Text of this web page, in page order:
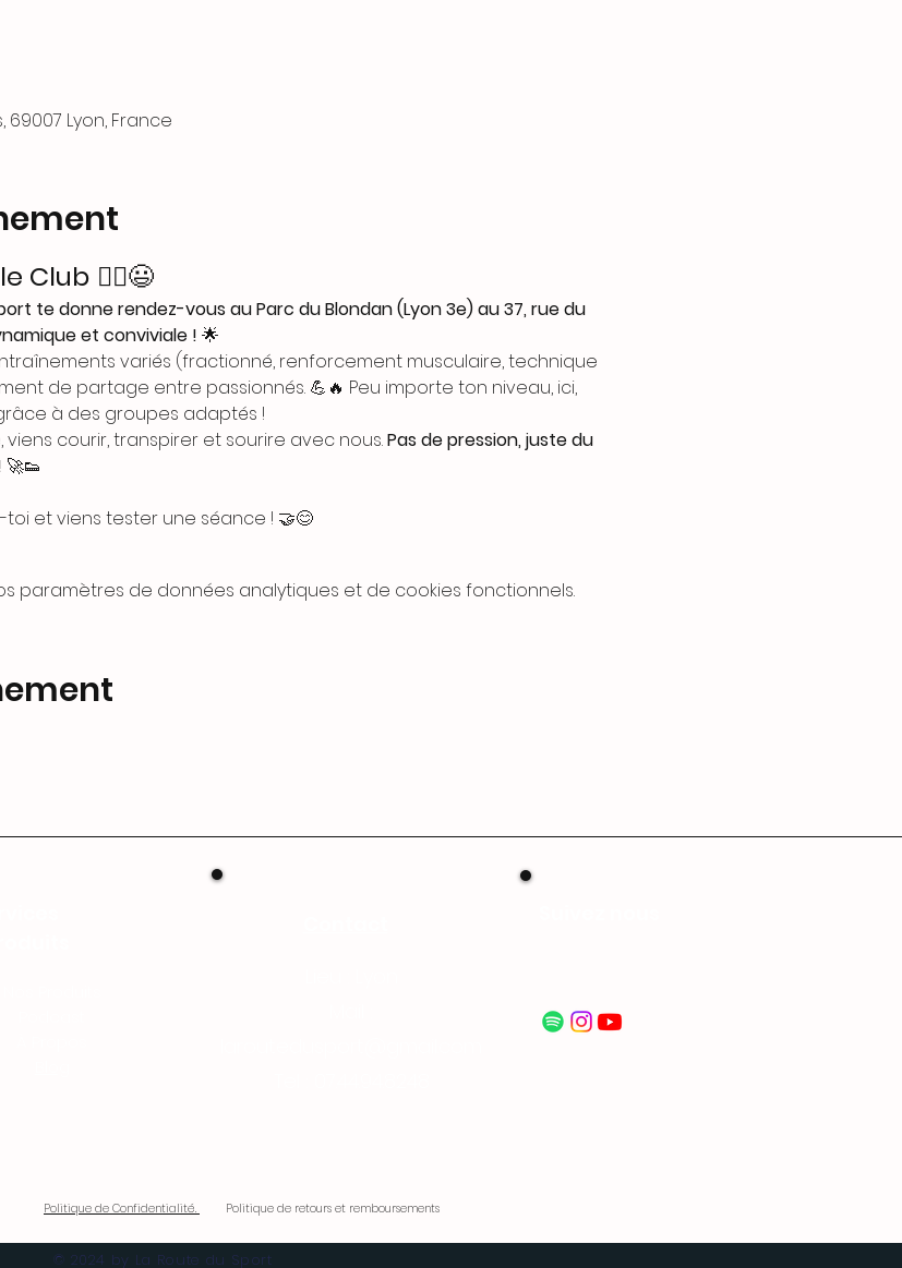
69007 Lyon, France
Club 🏃‍♂️😃
te donne rendez-vous au Parc du Blondan (Lyon 3e) au 37, rue du
et conviviale ! 🌟
variés (fractionné, renforcement musculaire, technique
de partage entre passionnés. 💪🔥 Peu importe ton niveau, ici,
à des groupes adaptés !
courir, transpirer et sourire avec nous. Pas de pression, juste du
🚀👟
et viens tester une séance ! 🤝😊
paramètres de données analytiques et de cookies fonctionnels.
Politique de Confidentialité. Politique de retours et remboursements​
© 2024 by La Route du Sport